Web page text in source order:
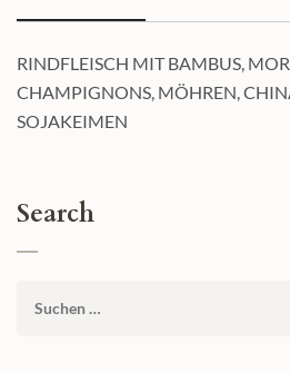
Description
RINDFLEISCH MIT BAMBUS,
CHAMPIGNONS, MÖHREN,
SOJAKEIMEN
Search
Suchen